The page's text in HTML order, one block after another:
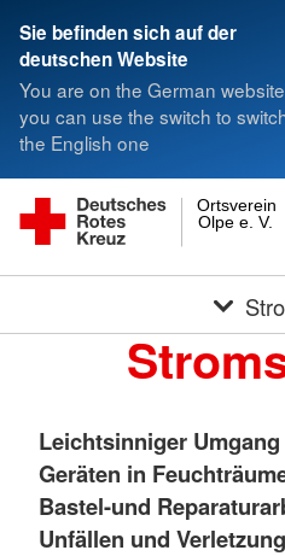
Sie befinden sich auf der
deutschen Website
You are on the German
you can use the switch to
the English one
Olpe e. V.
Ortsverein
Leichtsinniger
Geräten in
Bastel-und
Unfällen und